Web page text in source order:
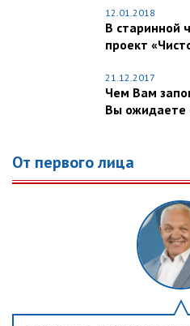
12.01.2018
В старинной
проект
21.12.2017
Чем Вам
Вы ожидаете
От первого лица